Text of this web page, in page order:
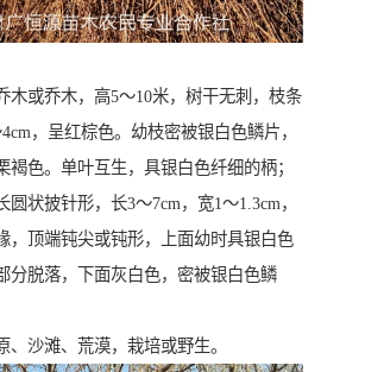
木或乔木，高5～10米，树干无刺，枝条
，呈红棕色。幼枝密被银白色鳞片，
褐色。单叶互生，具银白色纤细的柄；
圆状披针形，长3～7cm，宽1～1.3cm，
，顶端钝尖或钝形，上面幼时具银白色
分脱落，下面灰白色，密被银白色鳞
、沙滩、荒漠，栽培或野生。